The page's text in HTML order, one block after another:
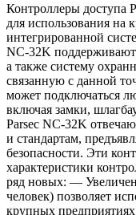
Контроллеры доступа
для использования на
интегрированной
NC-32K поддерживают
а также систему
связанную с данной
может подключаться
включая замки,
Parsec NC-32K
и стандартам,
безопасности. Эти
характеристики
ряд новых: —
человек) позволяет
крупных